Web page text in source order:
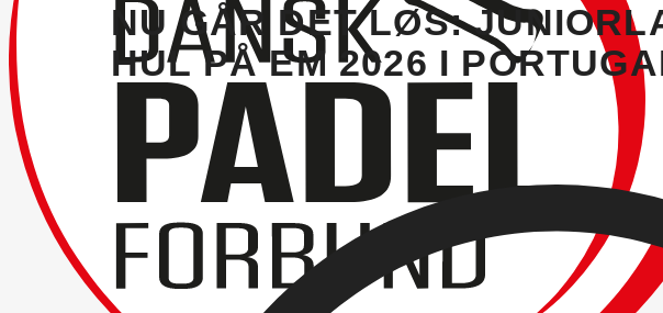
NU GÅR DET LØS:
HUL PÅ EM 2026 I